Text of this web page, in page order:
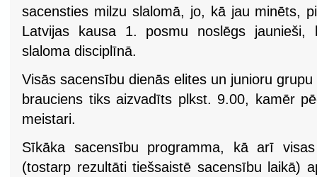
sacensties milzu slalomā, jo, kā jau minēts,
Latvijas kausa 1. posmu noslēgs jaunieši,
slaloma disciplīnā.
Visās sacensību dienās elites un junioru
brauciens tiks aizvadīts plkst. 9.00, kamēr
meistari.
Sīkāka sacensību programma, kā arī
(tostarp rezultāti tiešsaistē sacensību laikā)